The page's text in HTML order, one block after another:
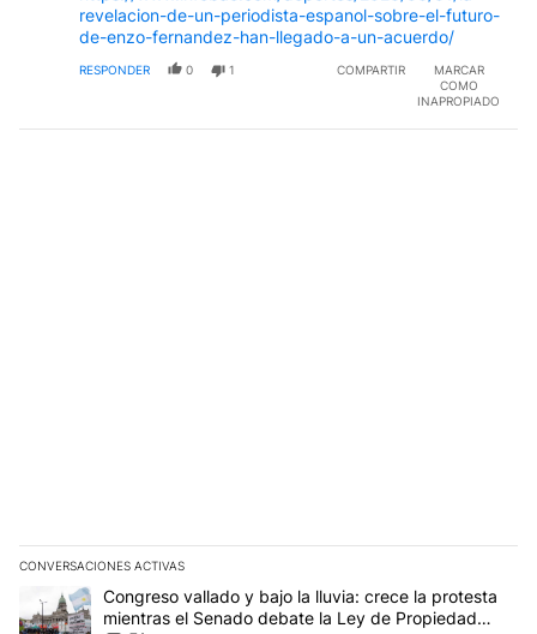
revelacion-de-un-periodista-espanol-sobre-el-futuro-
de-enzo-fernandez-han-llegado-a-un-acuerdo/
RESPONDER 0 1 COMPARTIR
MARCAR
COMO
INAPROPIADO
CONVERSACIONES ACTIVAS
Este listado muestra los artículos con más comentarios en los
Un artículo de tendencia con el título "Congreso vallado y bajo
Congreso vallado y bajo la lluvia: crece la protesta
mientras el Senado debate la Ley de Propiedad